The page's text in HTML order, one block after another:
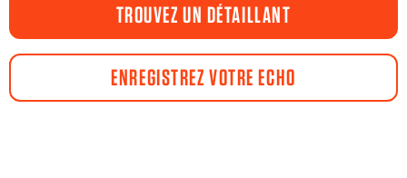
TROUVEZ UN DÉTAILLANT
ENREGISTREZ VOTRE ECHO